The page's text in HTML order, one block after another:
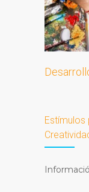
Estímulos